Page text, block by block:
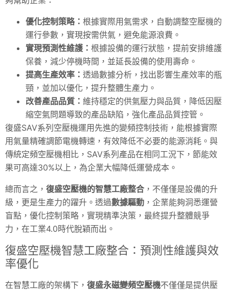
優化控制策略： 根據實際用氣需求，自動調整空壓機的
運行參數，實現按需供氣，避免能源浪費 。
實現預測性維護： 根據設備的運行狀態，提前安排維護
保養，減少停機時間，並延長設備的使用壽命 。
提高生產效率： 透過數據分析，找出影響生產效率的瓶
頸，並加以優化，提升整體生產力。
改善產品品質： 維持穩定的供氣壓力與品質，降低因壓
縮空氣問題導致的產品缺陷，強化產品品質控管。
復盛SAV系列空壓機運用先進的變頻控制技術，能根據實際
用氣量精確調節電機轉速，有效降低不必要的能源消耗 。與
傳統定頻空壓機相比，SAV系列產品在相同工況下，節能效
果可高達30%以上，為企業大幅降低運營成本。
總而言之， 復盛空壓機的智慧工廠整合 ，不僅僅是設備的升
級，更是生產力的躍升。透過數據驅動 ，企業能夠洞悉運營
盲點，優化控制策略，實現精準決策，最終提升整體競爭
力，在工業4.0時代脫穎而出。
復盛空壓機智慧工廠整合：預測性維護與效
率優化
在智慧工廠的架構下， 復盛永磁變頻空壓機不僅僅是提供壓